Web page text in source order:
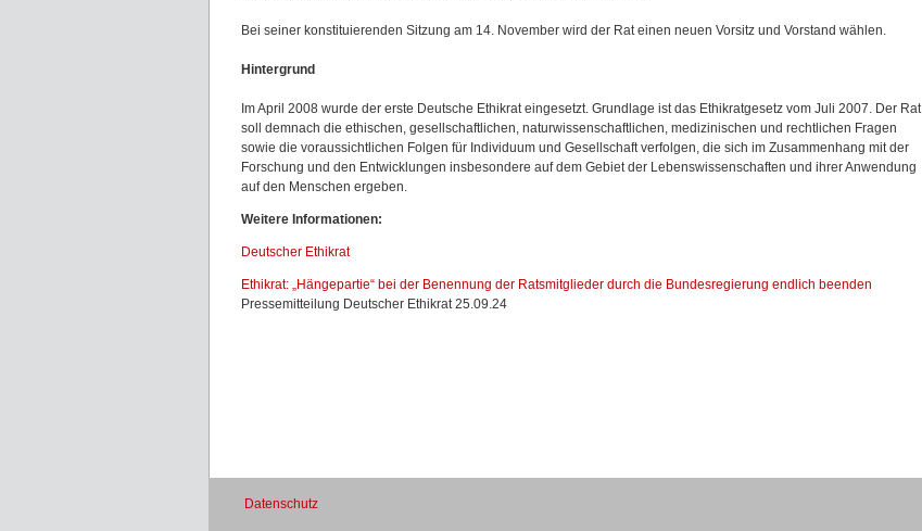
Bei seiner konstituierenden Sitzung am 14. November wird der Rat einen neuen Vorsitz und Vorstand wählen.
Hintergrund
Im April 2008 wurde der erste Deutsche Ethikrat eingesetzt. Grundlage ist das Ethikratgesetz vom Juli 2007. Der Rat
soll demnach die ethischen, gesellschaftlichen, naturwissenschaftlichen, medizinischen und rechtlichen Fragen
sowie die voraussichtlichen Folgen für Individuum und Gesellschaft verfolgen, die sich im Zusammenhang mit der
Forschung und den Entwicklungen insbesondere auf dem Gebiet der Lebenswissenschaften und ihrer Anwendung
auf den Menschen ergeben.
Weitere Informationen:
Deutscher Ethikrat
Ethikrat: „Hängepartie“ bei der Benennung der Ratsmitglieder durch die Bundesregierung endlich beenden
Pressemitteilung Deutscher Ethikrat 25.09.24
Datenschutz